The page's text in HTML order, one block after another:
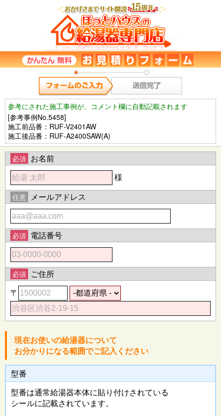
参考にされた施工事例が、コメント欄に自動記載されます
[参考事例No.5458]
施工前品番：RUF-V2401AW
施工後品番：RUF-A2400SAW(A)
必須 お名前
様
任意 メールアドレス
必須 電話番号
必須 ご住所
〒
現在お使いの給湯器について
お分かりになる範囲でご記入ください
型番
型番は通常給湯器本体に貼り付けされている
シールに記載されています。